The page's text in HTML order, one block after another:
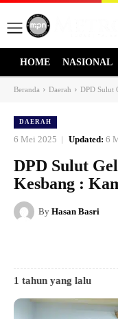
HOME NASIONAL
Beranda Daerah DPD Sulut
DAERAH
6 Mei 2025 Updated: 6
DPD Sulut
Kesbang :
By Hasan Basri
1 tahun yang lalu